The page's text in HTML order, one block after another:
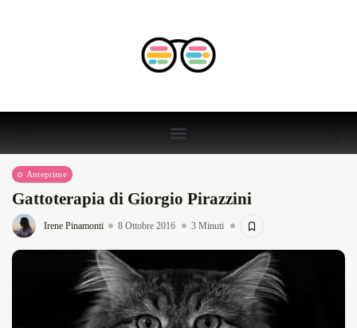
Anteprime
Gattoterapia di Giorgio Pirazzini
Irene Pinamonti 8 Ottobre 2016 3 Minuti